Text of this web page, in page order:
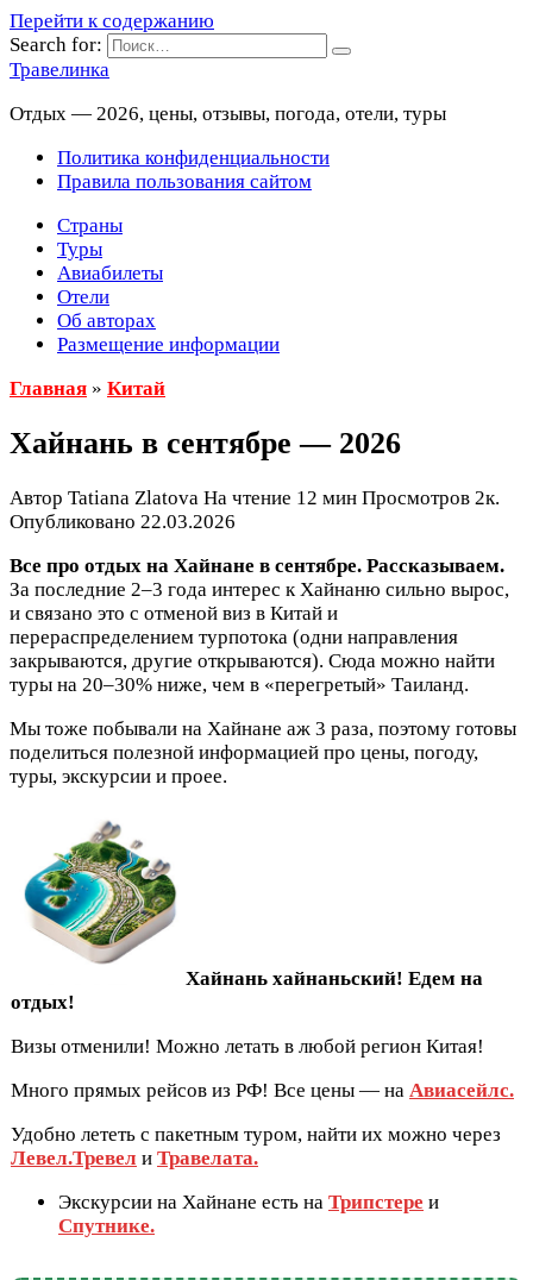
Перейти к содержанию
Search for:
Травелинка
Отдых — 2026, цены, отзывы, погода, отели, туры
Политика конфиденциальности
Правила пользования сайтом
Страны
Туры
Авиабилеты
Отели
Об авторах
Размещение информации
Главная » Китай
Хайнань в сентябре — 2026
Автор Tatiana Zlatova На чтение 12 мин Просмотров 2к.
Опубликовано 22.03.2026
Все про отдых на Хайнане в сентябре. Рассказываем.
За последние 2–3 года интерес к Хайнаню сильно вырос,
и связано это с отменой виз в Китай и
перераспределением турпотока (одни направления
закрываются, другие открываются). Сюда можно найти
туры на 20–30% ниже, чем в «перегретый» Таиланд.
Мы тоже побывали на Хайнане аж 3 раза, поэтому готовы
поделиться полезной информацией про цены, погоду,
туры, экскурсии и проее.
Хайнань хайнаньский! Едем на
отдых!
Визы отменили! Можно летать в любой регион Китая!
Много прямых рейсов из РФ! Все цены — на Авиасейлс.
Удобно лететь с пакетным туром, найти их можно через
Левел.Тревел и Травелата.
Экскурсии на Хайнане есть на Трипстере и
Спутнике.